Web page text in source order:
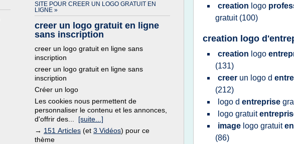
SITE POUR CREER UN LOGO GRATUIT EN
LIGNE »
creer un logo gratuit en ligne
sans inscription
creer un logo gratuit en ligne sans
inscription
creer un logo gratuit en ligne sans
inscription
Créer un logo
Les cookies nous permettent de
personnaliser le contenu et les annonces,
d'offrir des... [suite...]
→ 151 Articles (et 3 Vidéos) pour ce
thème
creation logo
gratuit (100)
creation logo
creation logo
(131)
creer un logo d
(212)
logo d entreprise
logo gratuit
image logo gratuit
(86)